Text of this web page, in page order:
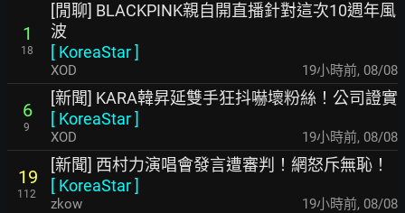
1
18
[閒聊] BLACKPINK親自開直播針對這次10週年風
波
[ KoreaStar]
XOD 19小時前, 08/08
6
9
[新聞] KARA韓昇延雙手狂抖嚇壞粉絲！公司證實
[ KoreaStar]
XOD 19小時前, 08/08
19
112
[新聞] 西村力演唱會發言遭審判！網怒斥無恥！
[ KoreaStar]
zkow 19小時前, 08/08